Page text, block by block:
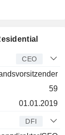
CEO
59
01.01.2019
DFI